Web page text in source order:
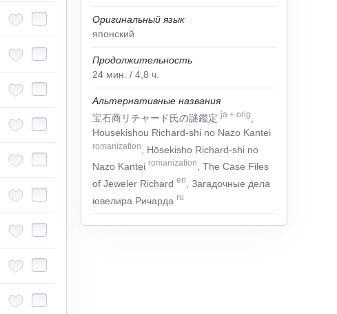
Оригинальный язык
японский
Продолжительность
24 мин. / 4,8 ч.
Альтернативные названия
宝石商リチャード氏の謎鑑定ja + orig
Housekishou Richard-shi no Nazo Kantei
romanization
, Hōsekisho Richard-shi no
Nazo Kantei romanization
, The Case Files
of Jeweler Richard en
, Загадочные дела
ювелира Ричарда ru